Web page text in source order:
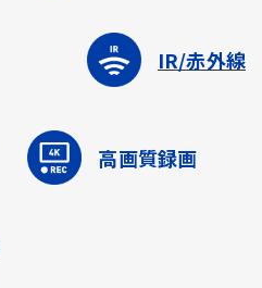
IR/赤外線
高画質録画